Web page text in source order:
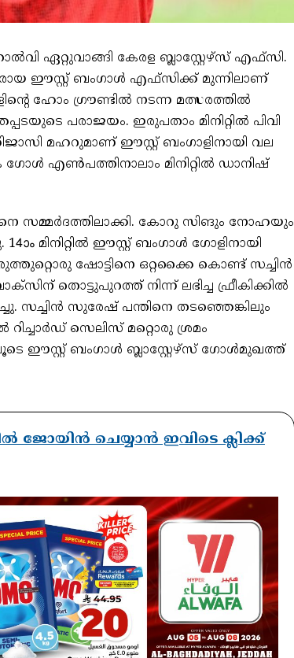
ഏറ്റുവാങ്ങി കേരള ബ്ലാസ്റ്റേഴ്‌സ് എഫ്‌സി.
ഈസ്റ്റ് ബംഗാള്‍ എഫ്‌സിക്ക് മുന്നിലാണ്
ഹോം ഗ്രൗണ്ടില്‍ നടന്ന മത്സരത്തില്‍
പരാജയം. ഇരുപതാം മിനിറ്റില്‍ പിവി
മഹറുമാണ് ഈസ്റ്റ് ബംഗാളിനായി വല
എണ്‍പത്തിനാലാം മിനിറ്റില്‍ ഡാനിഷ്
സമ്മര്‍ദത്തിലാക്കി. കോറു സിങും നോഹയും
മിനിറ്റില്‍ ഈസ്റ്റ് ബംഗാള്‍ ഗോളിനായി
ഷോട്ടിനെ ഒറ്റക്കൈ കൊണ്ട് സച്ചിന്‍
തൊട്ടുപുറത്ത് നിന്ന് ലഭിച്ച ഫ്രീകിക്കില്‍
സച്ചിന്‍ സുരേഷ് പന്തിനെ തടഞ്ഞെങ്കിലും
റിച്ചാര്‍ഡ് സെലിസ് മറ്റൊരു ശ്രമം
ഈസ്റ്റ് ബംഗാള്‍ ബ്ലാസ്റ്റേഴ്സ് ഗോള്‍മുഖത്ത്
ജോയിൻ ചെയ്യാൻ ഇവിടെ ക്ലിക്ക്